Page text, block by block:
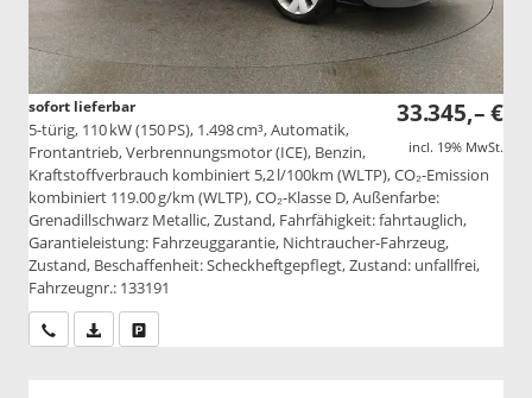
33.345,– €
incl. 19% MwSt.
sofort lieferbar
5-türig, 110 kW (150 PS), 1.498 cm³, Automatik,
Frontantrieb, Verbrennungsmotor (ICE), Benzin,
Kraftstoffverbrauch kombiniert 5,2 l/100km (WLTP), CO₂-Emission
kombiniert 119.00 g/km (WLTP), CO₂-Klasse D, Außenfarbe:
Grenadillschwarz Metallic, Zustand, Fahrfähigkeit: fahrtauglich,
Garantieleistung: Fahrzeuggarantie, Nichtraucher-Fahrzeug,
Zustand, Beschaffenheit: Scheckheftgepflegt, Zustand: unfallfrei,
Fahrzeugnr.: 133191
Wir rufen Sie anPDF-Datei, Fahrzeugexposé drucken